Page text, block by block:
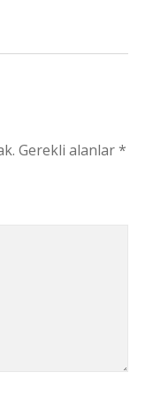
Gerekli alanlar*